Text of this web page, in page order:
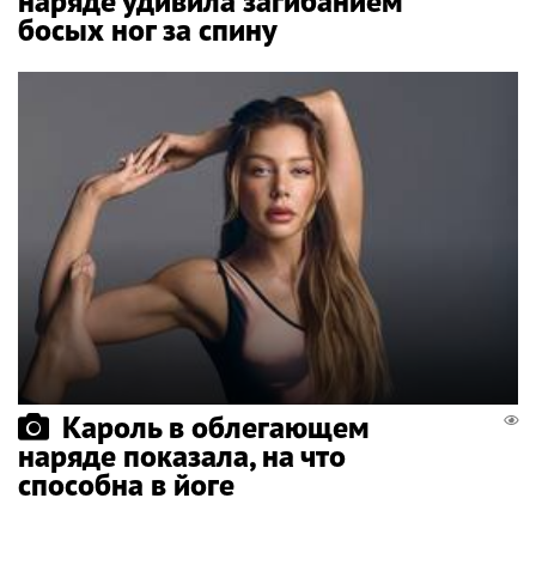
босых ног за спину
Кароль в облегающем
наряде показала, на что
способна в йоге